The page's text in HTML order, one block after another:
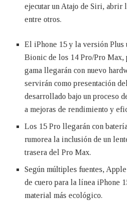
ejecutar un Atajo de Siri, abrir
entre otros.
El iPhone 15 y la versión
Bionic de los 14 Pro/Pro Max,
gama llegarán con nuevo
servirán como presentación
desarrollado bajo un proceso
a mejoras de rendimiento y
Los 15 Pro llegarán con
rumorea la inclusión de un
trasera del Pro Max.
Según múltiples fuentes,
de cuero para la línea ‌iPhone
material más ecológico.